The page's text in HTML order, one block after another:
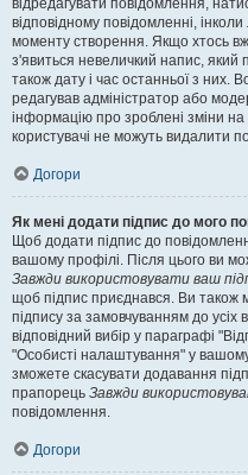
відредагувати повідомлення,
відповідному повідомленні,
моменту створення. Якщо хтось
з'явиться невеличкий напис, який
також дату і час останньої з них.
редагував адміністратор або
інформацію про зроблені зміни
користувачі не можуть видалити
Догори
Як мені додати підпис до мого
Щоб додати підпис до
вашому профілі. Після цього ви
Завжди використовувати ваш
щоб підпис приєднався. Ви
підпису за замовчуванням до
відповідний вибір у параграфі
"Особисті налаштування" у
зможете скасувати додавання
прапорець Завжди
повідомлення.
Догори